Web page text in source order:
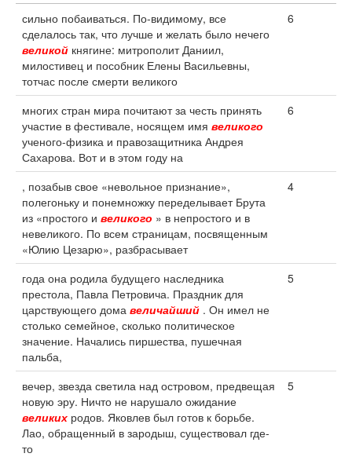
сильно побаиваться. По-видимому, все
сделалось так, что лучше и желать было нечего
великой княгине: митрополит Даниил,
милостивец и пособник Елены Васильевны,
тотчас после смерти великого
6
многих стран мира почитают за честь принять
участие в фестивале, носящем имя великого
ученого-физика и правозащитника Андрея
Сахарова. Вот и в этом году на
6
, позабыв свое «невольное признание»,
полегоньку и понемножку переделывает Брута
из «простого и великого » в непростого и в
невеликого. По всем страницам, посвященным
«Юлию Цезарю», разбрасывает
4
года она родила будущего наследника
престола, Павла Петровича. Праздник для
царствующего дома величайший . Он имел не
столько семейное, сколько политическое
значение. Начались пиршества, пушечная
пальба,
5
вечер, звезда светила над островом, предвещая
новую эру. Ничто не нарушало ожидание
великих родов. Яковлев был готов к борьбе.
Лао, обращенный в зародыш, существовал где-
то
5